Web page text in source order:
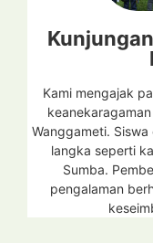
Kami mengajak
Wanggameti.
langka seperti
Sumba.
pengalaman